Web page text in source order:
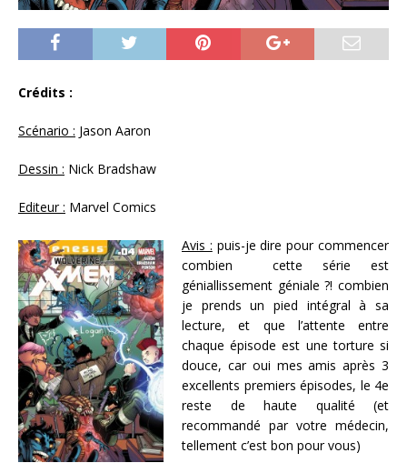
Crédits :
Scénario : Jason Aaron
Dessin : Nick Bradshaw
Editeur : Marvel Comics
Avis : puis-je dire pour commencer
combien cette série est
géniallissement géniale ?! combien
je prends un pied intégral à sa
lecture, et que l’attente entre
chaque épisode est une torture si
douce, car oui mes amis après 3
excellents premiers épisodes, le 4e
reste de haute qualité (et
recommandé par votre médecin,
tellement c’est bon pour vous)